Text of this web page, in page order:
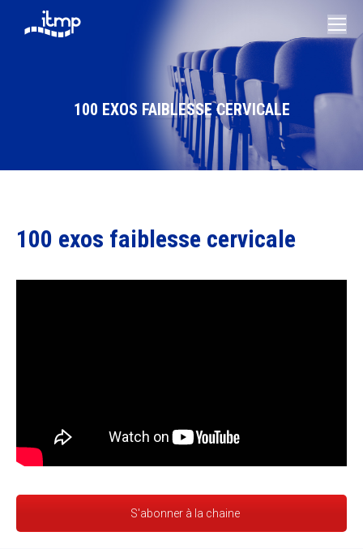
100 EXOS FAIBLESSE CERVICALE
Vous êtes ici :
100 exos faiblesse cervicale
S'abonner à la chaine